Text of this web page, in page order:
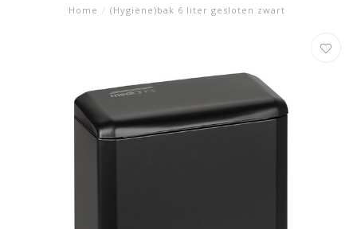
Home / (Hygiëne)bak 6 liter gesloten zwart